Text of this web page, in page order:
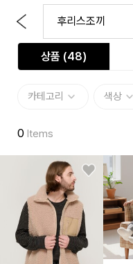
상품 (48)
카테고리 색상
0 Items